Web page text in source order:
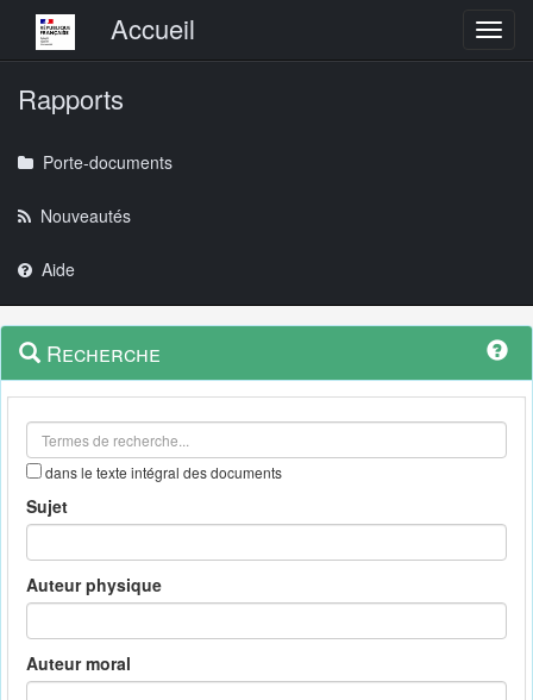
Menu principalAccueil
Rapports
Porte-documents
Nouveautés
Aide
Navigation
outils
Menu
contextuel
Recherche
dans le texte intégral des documents
Sujet
Auteur physique
Auteur moral